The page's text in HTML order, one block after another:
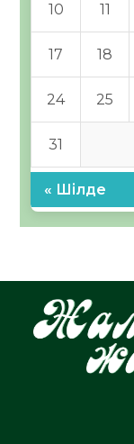
10 11
17 18
24 25
31
« Шілде